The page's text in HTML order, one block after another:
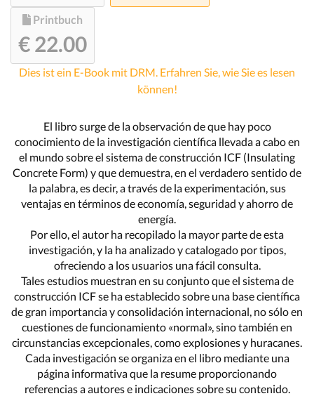
Printbuch
€ 22.00
Dies ist ein E-Book mit DRM. Erfahren Sie, wie Sie es lesen
können!
El libro surge de la observación de que hay poco
conocimiento de la investigación científica llevada a cabo en
el mundo sobre el sistema de construcción ICF (Insulating
Concrete Form) y que demuestra, en el verdadero sentido de
la palabra, es decir, a través de la experimentación, sus
ventajas en términos de economía, seguridad y ahorro de
energía.
Por ello, el autor ha recopilado la mayor parte de esta
investigación, y la ha analizado y catalogado por tipos,
ofreciendo a los usuarios una fácil consulta.
Tales estudios muestran en su conjunto que el sistema de
construcción ICF se ha establecido sobre una base científica
de gran importancia y consolidación internacional, no sólo en
cuestiones de funcionamiento «normal», sino también en
circunstancias excepcionales, como explosiones y huracanes.
Cada investigación se organiza en el libro mediante una
página informativa que la resume proporcionando
referencias a autores e indicaciones sobre su contenido.